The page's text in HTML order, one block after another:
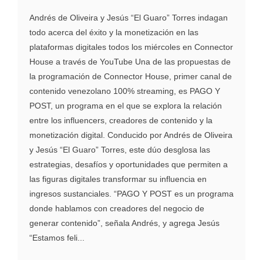
Andrés de Oliveira y Jesús “El Guaro” Torres indagan
todo acerca del éxito y la monetización en las
plataformas digitales todos los miércoles en Connector
House a través de YouTube Una de las propuestas de
la programación de Connector House, primer canal de
contenido venezolano 100% streaming, es PAGO Y
POST, un programa en el que se explora la relación
entre los influencers, creadores de contenido y la
monetización digital. Conducido por Andrés de Oliveira
y Jesús “El Guaro” Torres, este dúo desglosa las
estrategias, desafíos y oportunidades que permiten a
las figuras digitales transformar su influencia en
ingresos sustanciales. “PAGO Y POST es un programa
donde hablamos con creadores del negocio de
generar contenido”, señala Andrés, y agrega Jesús
“Estamos feli...